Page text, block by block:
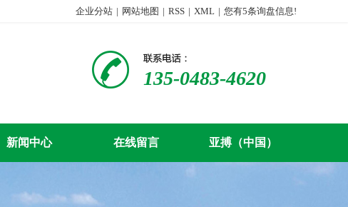
企业分站 | 网站地图 | RSS | XML | 您有5条询盘信息!
135-0483-4620
新闻中心 在线留言 亚搏（中国）